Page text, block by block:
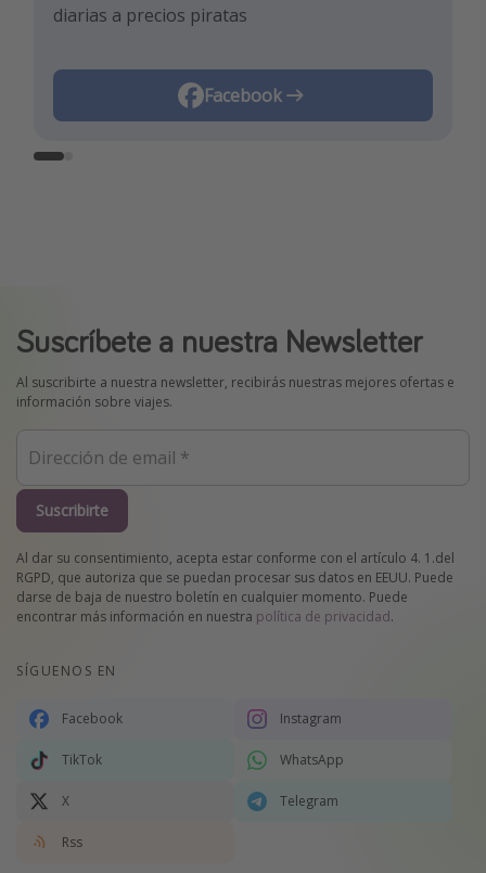
diarias a precios piratas
Facebook
mejores trucos de viaje!
TikTok
Suscríbete a nuestra Newsletter
Al suscribirte a nuestra newsletter, recibirás nuestras mejores ofertas e
información sobre viajes.
Suscribirte
Al dar su consentimiento, acepta estar conforme con el artículo 4. 1.del
RGPD, que autoriza que se puedan procesar sus datos en EEUU. Puede
darse de baja de nuestro boletín en cualquier momento. Puede
encontrar más información en nuestra política de privacidad.
SÍGUENOS EN
Facebook Instagram
TikTok WhatsApp
X Telegram
Rss